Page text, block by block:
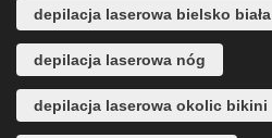
depilacja laserowa bielsko biała
depilacja laserowa nóg
depilacja laserowa okolic bikini